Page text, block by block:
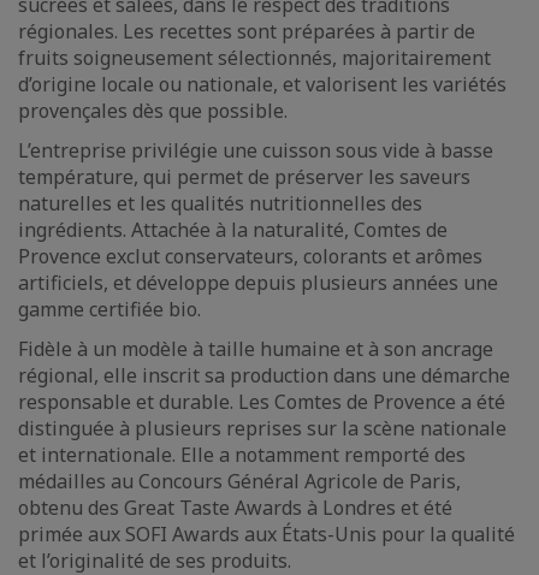
régionales. Les recettes sont préparées à partir de
fruits soigneusement sélectionnés, majoritairement
d’origine locale ou nationale, et valorisent les variétés
provençales dès que possible.
L’entreprise privilégie une cuisson sous vide à basse
température, qui permet de préserver les saveurs
naturelles et les qualités nutritionnelles des
ingrédients. Attachée à la naturalité, Comtes de
Provence exclut conservateurs, colorants et arômes
artificiels, et développe depuis plusieurs années une
gamme certifiée bio.
Fidèle à un modèle à taille humaine et à son ancrage
régional, elle inscrit sa production dans une démarche
responsable et durable. Les Comtes de Provence a été
distinguée à plusieurs reprises sur la scène nationale
et internationale. Elle a notamment remporté des
médailles au Concours Général Agricole de Paris,
obtenu des Great Taste Awards à Londres et été
primée aux SOFI Awards aux États-Unis pour la qualité
et l’originalité de ses produits.